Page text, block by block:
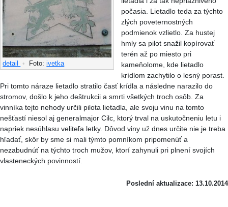
detail • Foto:ivetka
počasia. Lietadlo teda za týchto
zlých poveternostných
podmienok vzlietlo. Za hustej
hmly sa pilot snažil kopírovať
terén až po miesto pri
kameňolome, kde lietadlo
krídlom zachytilo o lesný porast.
Pri tomto náraze lietadlo stratilo časť krídla a následne narazilo do
stromov, došlo k jeho deštrukcii a smrti všetkých troch osôb. Za
vinníka tejto nehody určili pilota lietadla, ale svoju vinu na tomto
nešťastí niesol aj generalmajor Cilc, ktorý trval na uskutočneniu letu i
napriek nesúhlasu veliteľa letky. Dôvod viny už dnes určite nie je treba
hľadať, skôr by sme si mali týmto pomníkom pripomenúť a
nezabudnúť na týchto troch mužov, ktorí zahynuli pri plnení svojích
vlasteneckých povinností.
Poslední aktualizace: 13.10.2014